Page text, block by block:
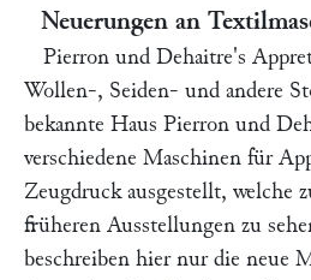
Neuerungen an
Pierron und Dehaitre's
Wollen-, Seiden- und andere
bekannte Haus Pierron und
verschiedene Maschinen für
Zeugdruck ausgestellt, welche
früheren Ausstellungen zu
beschreiben hier nur die neue